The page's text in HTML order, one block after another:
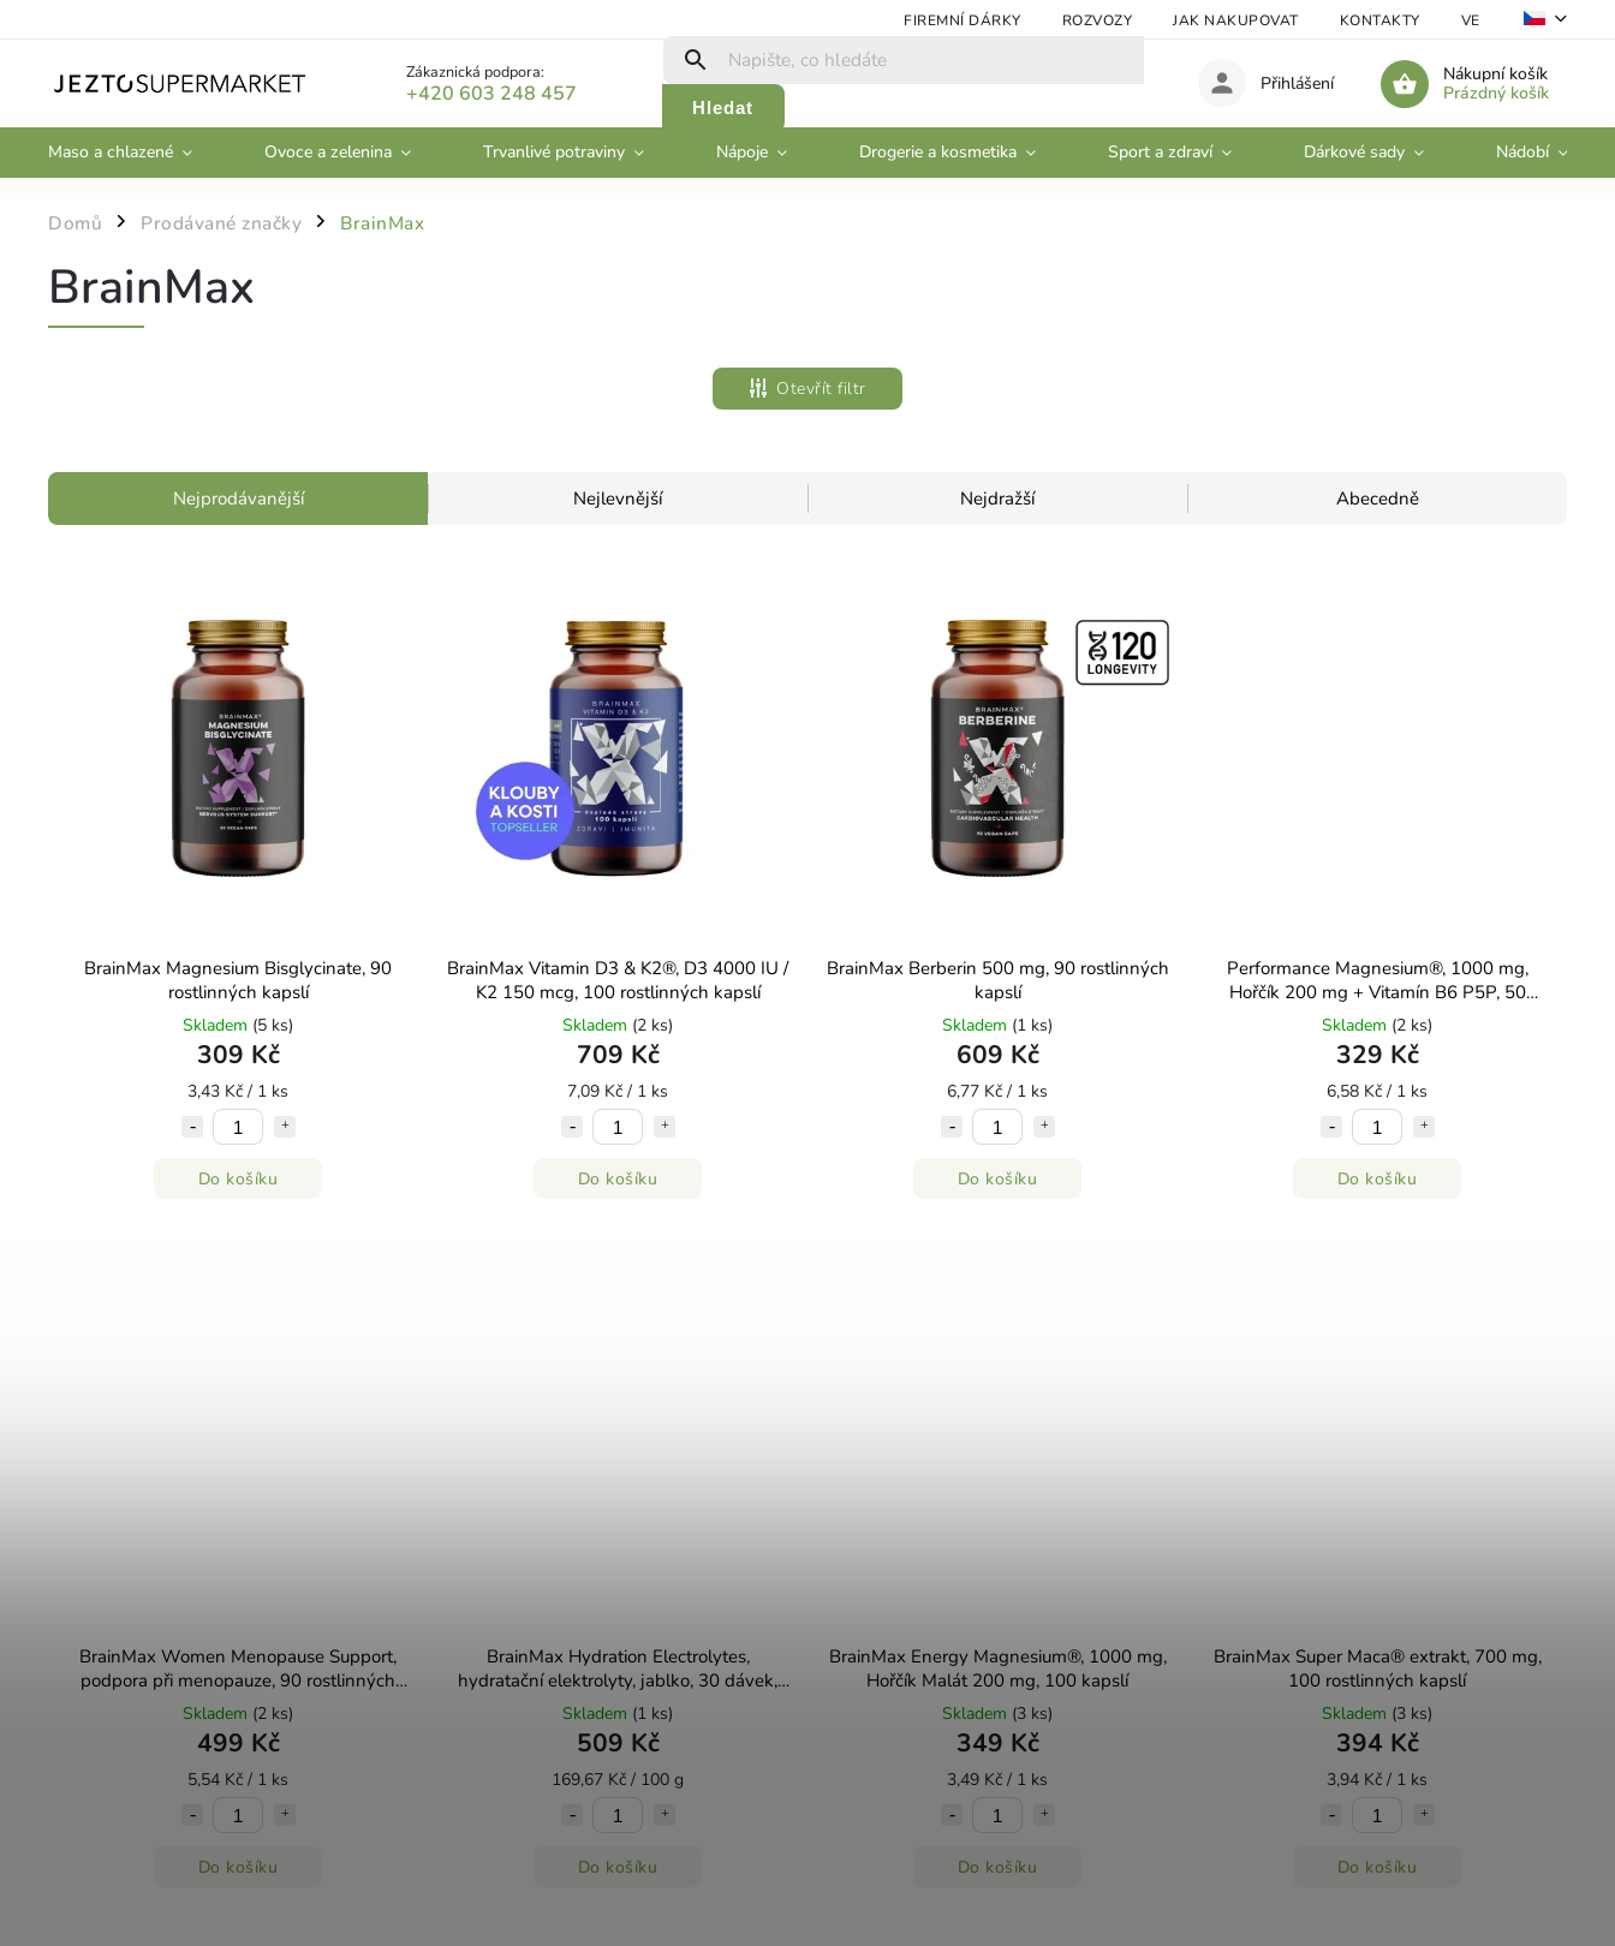
FIREMNÍ DÁRKY ROZVOZY JAK NAKUPOVAT KONTAKTY VELKOOBCHOD
Zákaznická podpora:
+420 603 248 457
Hledat
Nákupní košík
Prázdný košík
Přihlášení
Maso a chlazené Ovoce a zelenina Trvanlivé potraviny Nápoje Drogerie a kosmetika Sport a zdraví Dárkové sady Nádobí
Domů / Prodávané značky / BrainMax
BrainMax
Otevřít filtr
Nejprodávanější Nejlevnější Nejdražší Abecedně
BrainMax Magnesium Bisglycinate, 90
rostlinných kapslí
Skladem (5 ks)
309 Kč
3,43 Kč / 1 ks
Do košíku
BrainMax Vitamin D3 & K2®, D3 4000 IU /
K2 150 mcg, 100 rostlinných kapslí
Skladem (2 ks)
709 Kč
7,09 Kč / 1 ks
Do košíku
BrainMax Berberin 500 mg, 90 rostlinných
kapslí
Skladem (1 ks)
609 Kč
6,77 Kč / 1 ks
Do košíku
Performance Magnesium®, 1000 mg,
Hořčík 200 mg + Vitamín B6 P5P, 50
rostlinných kapslí
Skladem (2 ks)
329 Kč
6,58 Kč / 1 ks
Do košíku
BrainMax Women Menopause Support,
podpora při menopauze, 90 rostlinných
kapslí
Skladem (2 ks)
499 Kč
5,54 Kč / 1 ks
Do košíku
BrainMax Hydration Electrolytes,
hydratační elektrolyty, jablko, 30 dávek,
300 g
Skladem (1 ks)
509 Kč
169,67 Kč / 100 g
Do košíku
BrainMax Energy Magnesium®, 1000 mg,
Hořčík Malát 200 mg, 100 kapslí
Skladem (3 ks)
349 Kč
3,49 Kč / 1 ks
Do košíku
BrainMax Super Maca® extrakt, 700 mg,
100 rostlinných kapslí
Skladem (3 ks)
394 Kč
3,94 Kč / 1 ks
Do košíku